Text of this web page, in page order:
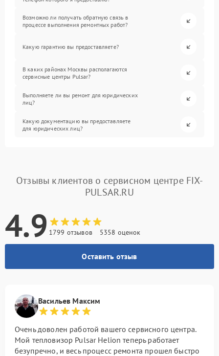
Возможно ли получать обратную связь в
процессе выполнения ремонтных работ?
Какую гарантию вы предоставляете?
В каких районах Москвы располагаются
сервисные центры Pulsar?
Выполняете ли вы ремонт для юридических
лиц?
Какую документацию вы предоставляете
для юридических лиц?
Отзывы клиентов о сервисном центре FIX-
PULSAR.RU
4.9 1799 отзывов 5358 оценок
Оставить отзыв
Васильев Максим
Очень доволен работой вашего сервисного центра.
Мой тепловизор Pulsar Helion теперь работает
безупречно, и весь процесс ремонта прошел быстро